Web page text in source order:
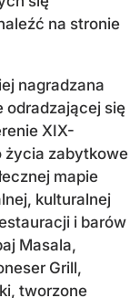
na stronie
nagradzana
odradzającej się
XIX-
życia zabytkowe
mapie
kulturalnej
i barów
Masala,
Grill,
tworzone